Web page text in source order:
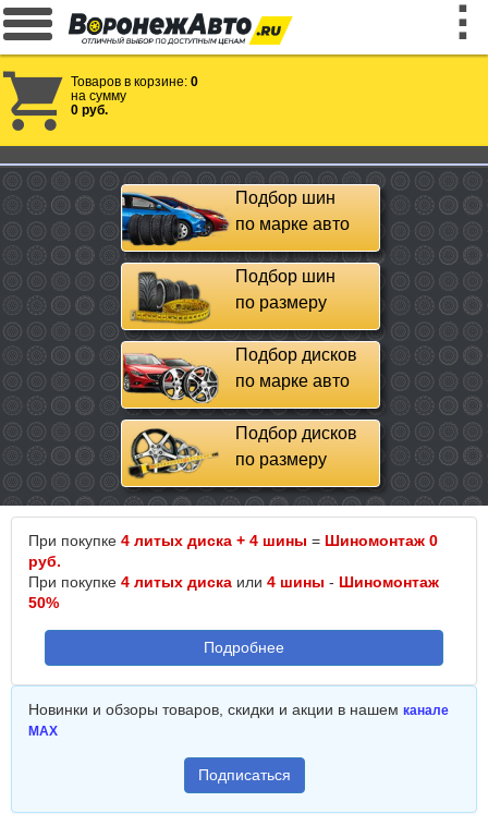
Товаров в корзине: 0
на сумму
0 руб.
Подбор шин
по марке авто
Подбор шин
по размеру
Подбор дисков
по марке авто
Подбор дисков
по размеру
При покупке 4 литых диска + 4 шины = Шиномонтаж 0
руб.
При покупке 4 литых диска или 4 шины - Шиномонтаж
50%
Подробнее
Новинки и обзоры товаров, скидки и акции в нашем канале
MAX
Подписаться